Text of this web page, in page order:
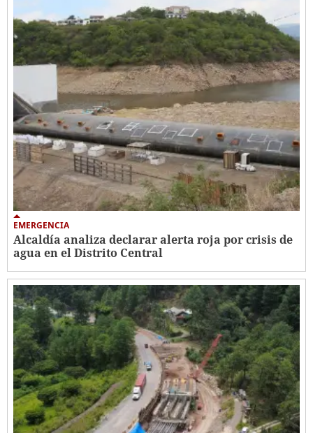
EMERGENCIA
Alcaldía analiza declarar alerta roja por crisis de
agua en el Distrito Central